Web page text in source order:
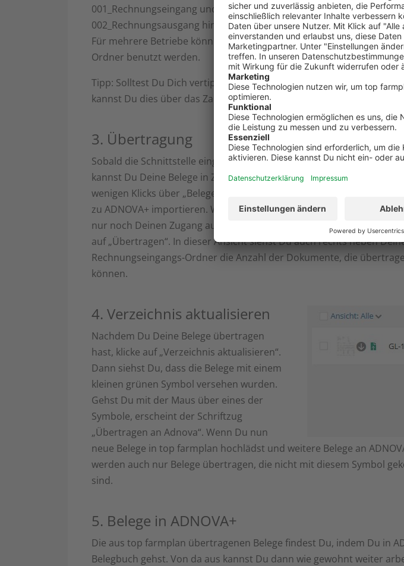
001_Rechnungseingang und
002_Rechnungsausgang hinterlegt. Aufgepasst:
Für mehrere Betriebe können nicht dieselben
Ordner benutzt werden.
Tipp: Solltest Du Dich vertippt haben oder in der Einrichtung etwas
kannst Du dies über das Zahnrad erledigen.
3. Übertragung
Sobald die Schnittstelle eingerichtet ist,
kannst Du Deine Belege in Zukunft mit nur
wenigen Klicks über „Belege Übertragen“
zu ADNOVA+ importieren. Wähle dann
nur noch Deinen Zugang aus und klicke
auf „Übertragen“. In dieser Ansicht siehst Du auch rechts neben
Rechnungseingangs-Ordner die Anzahl der Dokumente, die
können.
4. Verzeichnis aktualisieren
Nachdem Du Deine Belege übertragen
hast, klicke auf „Verzeichnis aktualisieren“.
Dann siehst Du, dass die Belege mit einem
kleinen grünen Symbol versehen wurden.
Gehst Du mit der Maus über eines der
Symbole, erscheint der Schriftzug
„Übertragen an Adnova“. Wenn Du nun
neue Belege in top farmplan hochlädst und weitere Belege an
werden auch nur Belege übertragen, die nicht mit diesem Symbol
sind.
5. Belege in ADNOVA+
Die aus top farmplan übertragenen Belege findest Du, indem Du in
Belegbuch gehst. Von da aus kannst Du dann wie gewohnt weiter